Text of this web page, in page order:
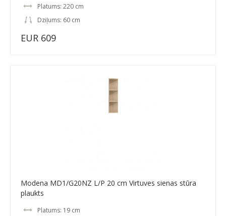
Platums: 220 cm
Dziļums: 60 cm
EUR 609
Modena MD1/G20NZ L/P 20 cm Virtuves sienas stūra
plaukts
Platums: 19 cm